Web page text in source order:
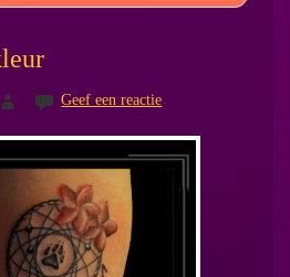
Geef een reactie